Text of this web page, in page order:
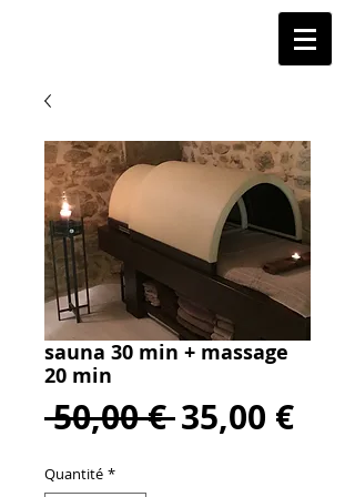
sauna 30 min + massage
20 min
50,00 € Prix
35,00 €Prix
Quantité *